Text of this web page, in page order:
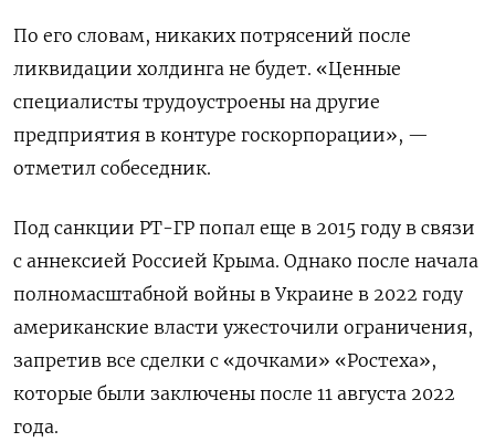
По его словам, никаких потрясений после
ликвидации холдинга не будет. «Ценные
специалисты трудоустроены на другие
предприятия в контуре госкорпорации», —
отметил собеседник.
Под санкции РТ-ГР попал еще в 2015 году в связи
с аннексией Россией Крыма. Однако после начала
полномасштабной войны в Украине в 2022 году
американские власти ужесточили ограничения,
запретив все сделки с «дочками» «Ростеха»,
которые были заключены после 11 августа 2022
года.